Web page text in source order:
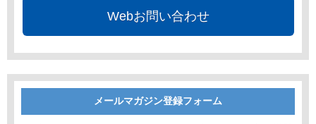
Webお問い合わせ
メールマガジン登録フォーム